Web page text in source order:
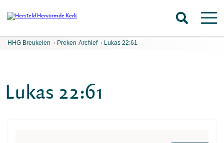
HHG Breukelen › Preken-Archief › Lukas 22:61
Lukas 22:61